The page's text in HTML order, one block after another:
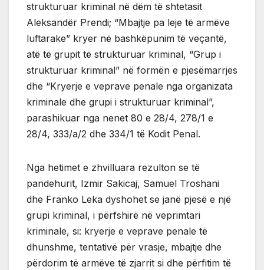
strukturuar kriminal në dëm të shtetasit
Aleksandër Prendi; “Mbajtje pa leje të armëve
luftarake” kryer në bashkëpunim të veçantë,
atë të grupit të strukturuar kriminal, “Grup i
strukturuar kriminal” në formën e pjesëmarrjes
dhe “Kryerje e veprave penale nga organizata
kriminale dhe grupi i strukturuar kriminal”,
parashikuar nga nenet 80 e 28/4, 278/1 e
28/4, 333/a/2 dhe 334/1 të Kodit Penal.
Nga hetimet e zhvilluara rezulton se të
pandehurit, Izmir Sakicaj, Samuel Troshani
dhe Franko Leka dyshohet se janë pjesë e një
grupi kriminal, i përfshirë në veprimtari
kriminale, si: kryerje e veprave penale të
dhunshme, tentativë për vrasje, mbajtje dhe
përdorim të armëve të zjarrit si dhe përfitim të